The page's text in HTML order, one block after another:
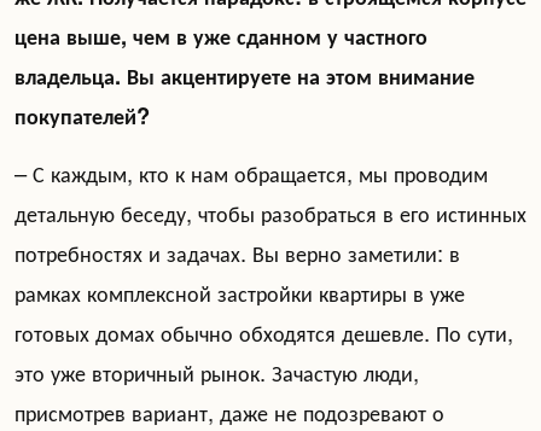
цена выше, чем в уже сданном у частного
владельца. Вы акцентируете на этом внимание
покупателей?
– С каждым, кто к нам обращается, мы проводим
детальную беседу, чтобы разобраться в его истинных
потребностях и задачах. Вы верно заметили: в
рамках комплексной застройки квартиры в уже
готовых домах обычно обходятся дешевле. По сути,
это уже вторичный рынок. Зачастую люди,
присмотрев вариант, даже не подозревают о